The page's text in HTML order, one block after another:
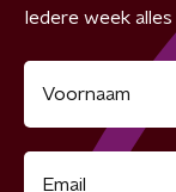
Iedere week